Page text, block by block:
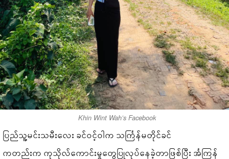
Khin Wint Wah’s Facebook
ပြည်သူ့မင်းသမီးလေး ခင်ဝင့်ဝါက သင်္ကြန်မတိုင်ခင်
ကတည်းက ကုသိုလ်ကောင်းမှုတွေပြုလုပ်နေခဲ့တာဖြစ်ပြီး င်္အကြန်